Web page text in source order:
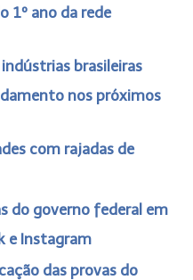
1º ano da rede
brasileiras
nos próximos
com rajadas de
do governo federal em
e Instagram
das provas do